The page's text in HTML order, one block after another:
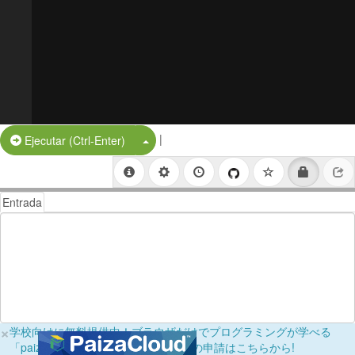
Ejecutar (Ctrl-Enter) Split Button!
|
Entrada
×学校向けに無料提供中！ブラウザだけでプログラミングが学べる
「paizaラーニング学校フリーパス」の申請はこちらから!